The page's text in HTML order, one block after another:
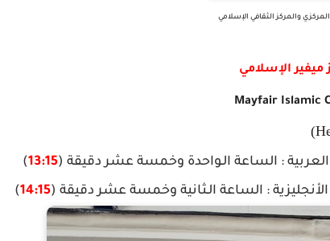
والمركز الثقافي الإسلامي
ميفير الإسلامي
Mayfair Islamic
: الساعة الـواحدة وخمسة عشر دقيقة (13:15
)
: الساعة الـثانية وخمسة عشر دقيقة (14:15
)